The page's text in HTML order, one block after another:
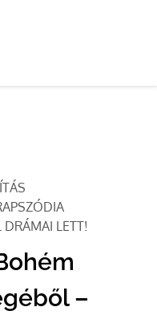
DRÁMAI LETT!
–